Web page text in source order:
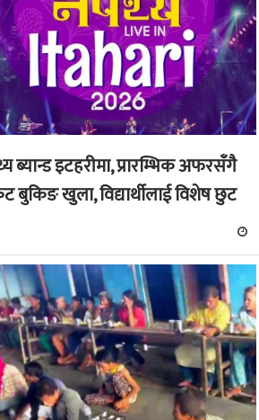
ब्यान्ड इटहरीमा, प्रारम्भिक अफरसँगै
बुकिङ खुला, विद्यार्थीलाई विशेष छुट